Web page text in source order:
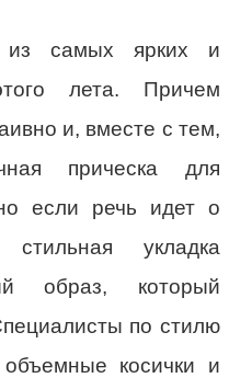
самых ярких и
лета. Причем
и, вместе с тем,
прическа для
если речь идет о
укладка
образ, который
по стилю
косички и